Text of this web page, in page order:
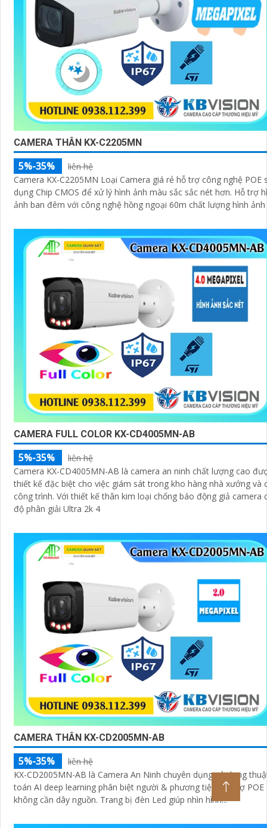
CAMERA THÂN KX-C2205MN
5%-35%
liên hệ
Camera KX-C2205MN Loại Camera giá rẻ hỗ trợ công nghệ POE
dụng Chip CMOS để xử lý hình ảnh màu sắc sắc nét hơn. Hỗ trợ hình
ảnh ban đêm với công nghệ hồng ngoại 60m chất lượng hình ảnh
CAMERA FULL COLOR KX-CD4005MN-AB
5%-35%
liên hệ
Camera KX-CD4005MN-AB là camera an ninh chất lượng cao
thiết kế đặc biệt cho việc giám sát trong kho hàng nhà xưởng và
công trình. Với thiết kế thân kim loại chống báo động giả camera có
độ phân giải Ultra 2k 4
CAMERA THÂN KX-CD2005MN-AB
5%-35%
liên hệ
KX-CD2005MN-AB là Camera An Ninh chuyên dụng sử dụng
toán AI deep learning phân biệt người & phương tiện. Hỗ trợ POE
không cần dây nguồn. Trang bị đèn Led giúp nhìn hình...